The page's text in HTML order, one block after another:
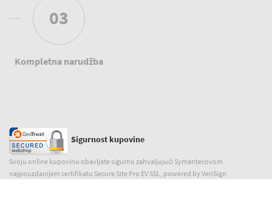
03
Kompletna narudžba
Sigurnost kupovine
Svoju online kupovinu obavljate sigurno zahvaljujući Symantecovom
najpouzdanijem certifikatu Secure Site Pro EV SSL, powered by VeriSign